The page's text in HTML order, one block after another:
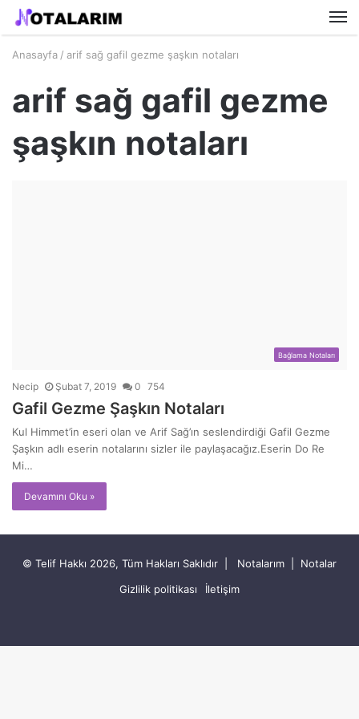
Anasayfa / arif sağ gafil gezme şaşkın notaları
arif sağ gafil gezme
şaşkın notaları
Bağlama Notaları
Necip Şubat 7, 2019 0 754
Gafil Gezme Şaşkın Notaları
Kul Himmet’in eseri olan ve Arif Sağ’ın seslendirdiği Gafil Gezme
Şaşkın adlı eserin notalarını sizler ile paylaşacağız.Eserin Do Re
Mi…
Devamını Oku »
© Telif Hakkı 2026, Tüm Hakları Saklıdır | Notalarım
Notalar
Gizlilik politikası
İletişim